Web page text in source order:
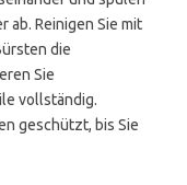
ab. Reinigen Sie mit
die
Sie
vollständig.
geschützt, bis Sie